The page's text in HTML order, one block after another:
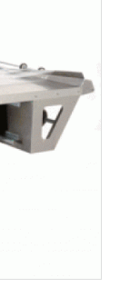
МАШИНА
238
сравнение